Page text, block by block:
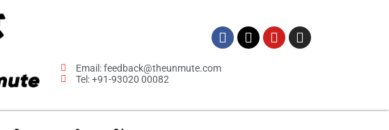
Email: feedback@theunmute.com
Tel: +91-93020 00082